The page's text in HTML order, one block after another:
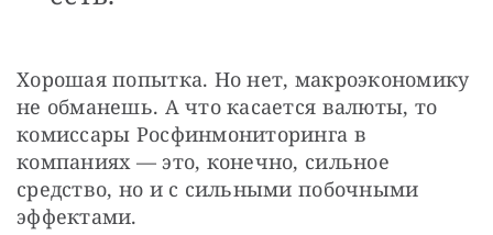
Хорошая попытка. Но нет, макроэкономику
не обманешь. А что касается валюты, то
комиссары Росфинмониторинга в
компаниях — это, конечно, сильное
средство, но и с сильными побочными
эффектами.